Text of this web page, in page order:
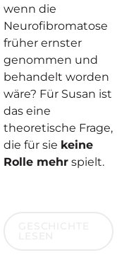
wenn die
Neurofibromatose
früher ernster
genommen und
behandelt worden
wäre? Für Susan ist
das eine
theoretische Frage,
die für sie keine
Rolle mehrspielt.